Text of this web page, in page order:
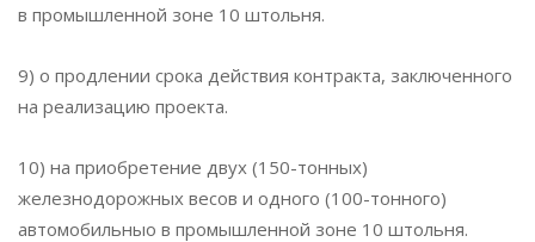
в промышленной зоне 10 штольня.
9) о продлении срока действия контракта, заключенного
на реализацию проекта.
10) на приобретение двух (150-тонных)
железнодорожных весов и одного (100-тонного)
автомобильныо в промышленной зоне 10 штольня.